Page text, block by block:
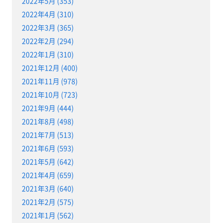
2022年4月 (310)
2022年3月 (365)
2022年2月 (294)
2022年1月 (310)
2021年12月 (400)
2021年11月 (978)
2021年10月 (723)
2021年9月 (444)
2021年8月 (498)
2021年7月 (513)
2021年6月 (593)
2021年5月 (642)
2021年4月 (659)
2021年3月 (640)
2021年2月 (575)
2021年1月 (562)